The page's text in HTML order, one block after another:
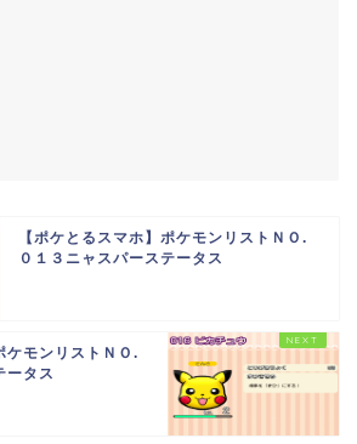
【ポケとるスマホ】ポケモンリストＮＯ.
０１３ニャスパーステータス
ケモンリストＮＯ.
ータス